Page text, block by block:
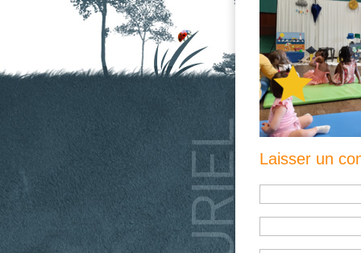
Laisser un